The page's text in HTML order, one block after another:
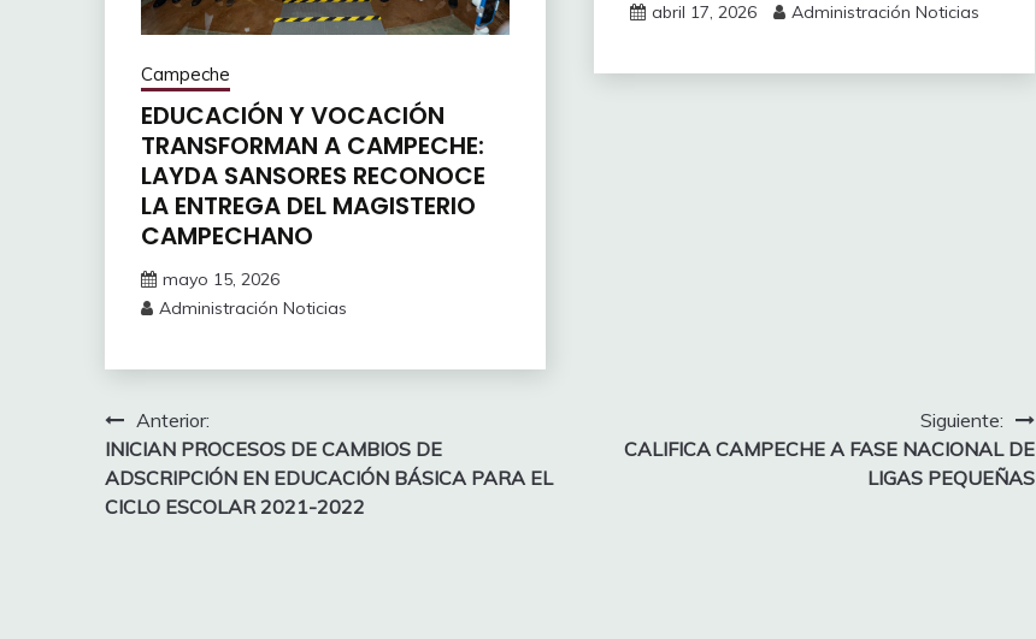
Campeche
EDUCACIÓN Y VOCACIÓN
TRANSFORMAN A CAMPECHE:
LAYDA SANSORES RECONOCE
LA ENTREGA DEL MAGISTERIO
CAMPECHANO
mayo 15, 2026
Administración Noticias
abril 17, 2026 Administración Noticias
Navegación
de
entradas
Anterior:
INICIAN PROCESOS DE CAMBIOS DE
ADSCRIPCIÓN EN EDUCACIÓN BÁSICA PARA EL
CICLO ESCOLAR 2021-2022
Siguiente:
CALIFICA CAMPECHE A FASE NACIONAL DE
LIGAS PEQUEÑAS